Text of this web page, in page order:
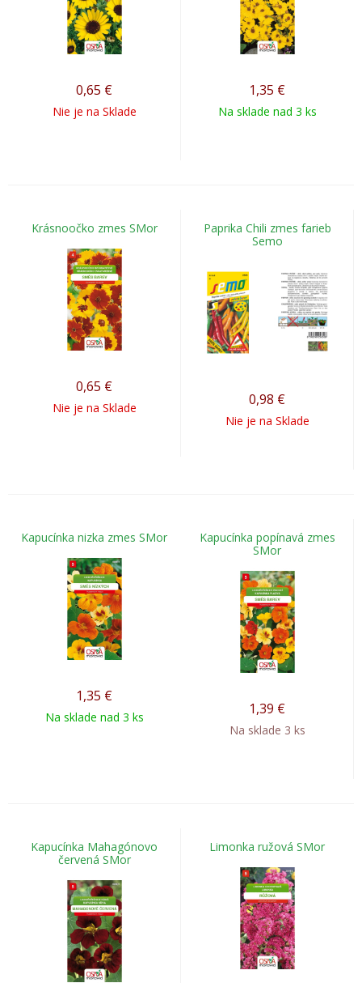
0,65 €
Nie je na Sklade
1,35 €
Na sklade nad 3 ks
Krásnoočko zmes SMor
0,65 €
Nie je na Sklade
Paprika Chili zmes farieb
Semo
0,98 €
Nie je na Sklade
Kapucínka nizka zmes SMor
1,35 €
Na sklade nad 3 ks
Kapucínka popínavá zmes
SMor
1,39 €
Na sklade 3 ks
Kapucínka Mahagónovo
červená SMor
Limonka ružová SMor